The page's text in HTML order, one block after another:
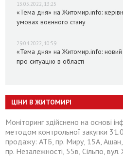
13.05.2022, 13:25
«Тема дня» на Житомир.info:
умовах воєнного стану
29.04.2022, 10:59
«Тема дня» на Житомир.info: новий
про ситуацію в області
ЦІНИ В ЖИТОМИРІ
Моніторинг здійснено на основі
методом контрольної закупки
продажу: АТБ, пр. Миру, 15А, Ашан,
пр. Незалежності, 55в, Сільпо,